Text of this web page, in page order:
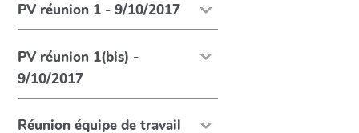
PV réunion 1 - 9/10/2017
PV réunion 1(bis) -
9/10/2017
Réunion équipe de travail